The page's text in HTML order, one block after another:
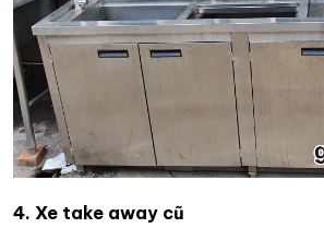
4. Xe take away cũ